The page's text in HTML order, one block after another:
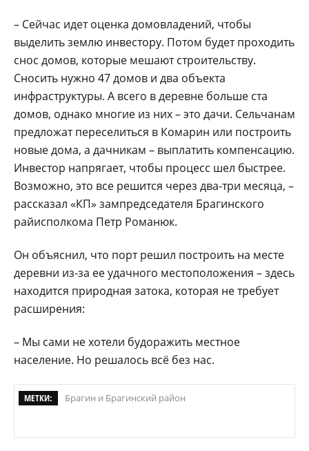
– Сейчас идет оценка домовладений, чтобы
выделить землю инвестору. Потом будет проходить
снос домов, которые мешают строительству.
Сносить нужно 47 домов и два объекта
инфраструктуры. А всего в деревне больше ста
домов, однако многие из них – это дачи. Сельчанам
предложат переселиться в Комарин или построить
новые дома, а дачникам – выплатить компенсацию.
Инвестор напрягает, чтобы процесс шел быстрее.
Возможно, это все решится через два-три месяца, –
рассказал «КП» зампредседателя Брагинского
райисполкома Петр Романюк.
Он объяснил, что порт решил построить на месте
деревни из-за ее удачного местоположения – здесь
находится природная затока, которая не требует
расширения:
– Мы сами не хотели будоражить местное
население. Но решалось всё без нас.
МЕТКИ: Брагин и Брагинский район